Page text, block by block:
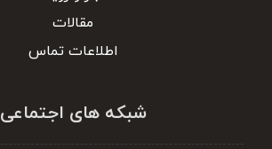
مقالات
اطلاعات تماس
شبکه های اجتماعی